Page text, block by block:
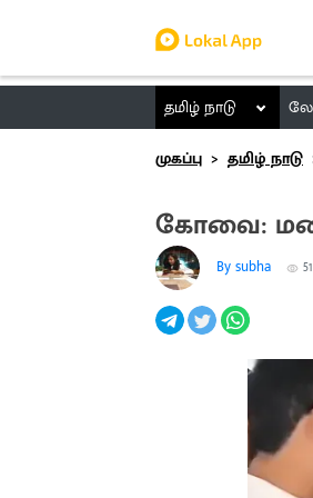
தமிழ் நாடு
முகப்பு
தமிழ் நாடு
கோவை:
By subha 51